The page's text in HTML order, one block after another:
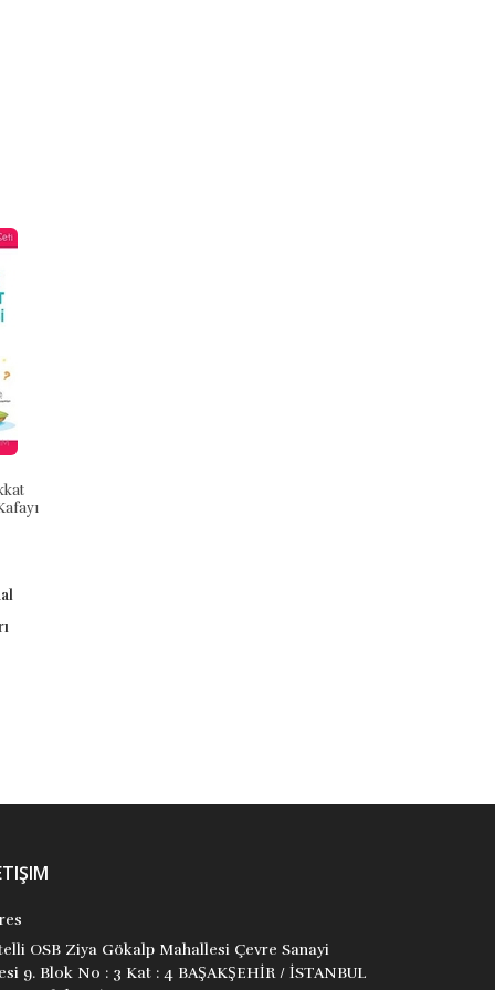
OSB Ziya Gökalp Mahallesi Çevre Sanayi
9. Blok No : 3 Kat : 4 BAŞAKŞEHİR / İSTANBUL